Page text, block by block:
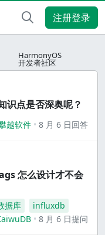
注册登录
HarmonyOS
开发者社区
识点是否深奥呢？
越软件 8 月 6 日回答
怎么设计才不会
据库
influxdb
8 月 6 日提问